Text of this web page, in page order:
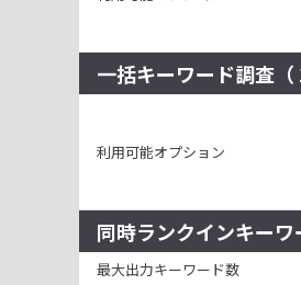
一括キーワード調査
利用可能オプション
同時ランクインキーワ
最大出力キーワード数